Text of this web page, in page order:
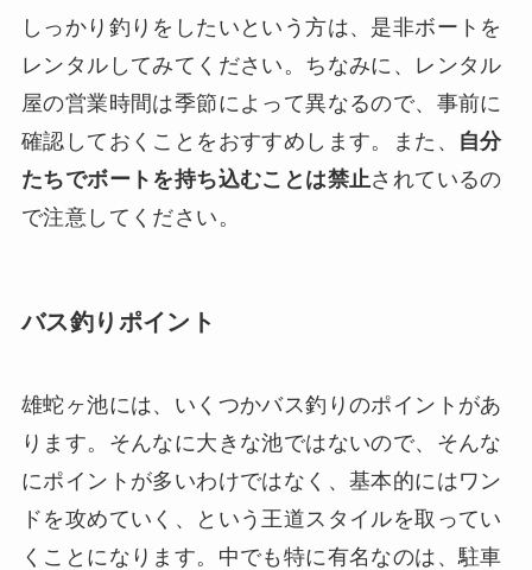
しっかり釣りをしたいという方は、是非ボートを
レンタルしてみてください。ちなみに、レンタル
屋の営業時間は季節によって異なるので、事前に
確認しておくことをおすすめします。また、
自分
たちでボートを持ち込むことは禁止されているの
で注意してください。
バス釣りポイント
雄蛇ヶ池には、いくつかバス釣りのポイントがあ
ります。そんなに大きな池ではないので、そんな
にポイントが多いわけではなく、基本的にはワン
ドを攻めていく、という王道スタイルを取ってい
くことになります。中でも特に有名なのは、駐車